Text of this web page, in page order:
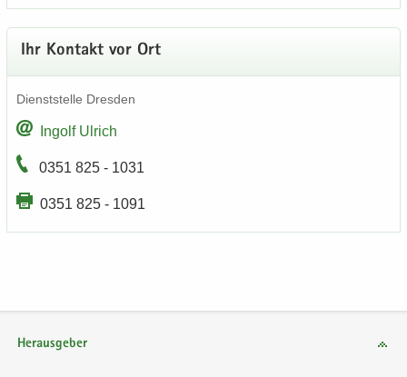
Ihr Kon­takt vor Ort
Dienst­stel­le Dres­den
In­golf Ul­rich
0351 825 - 1031
0351 825 - 1091
Herausgeber